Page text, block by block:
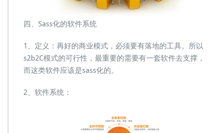
四、Sass化的软件系统
1、定义：再好的商业模式，必须要有落地的工具。所以
s2b2C模式的可行性，最重要的需要有一套软件去支撑，
而这类软件应该是sass化的。
2、软件系统：